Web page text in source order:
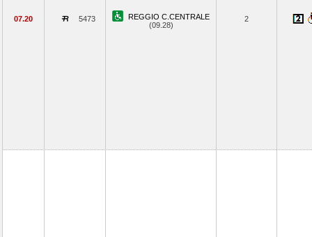
07.20 5473
REGGIO C.CENTRALE
(09.28)
2